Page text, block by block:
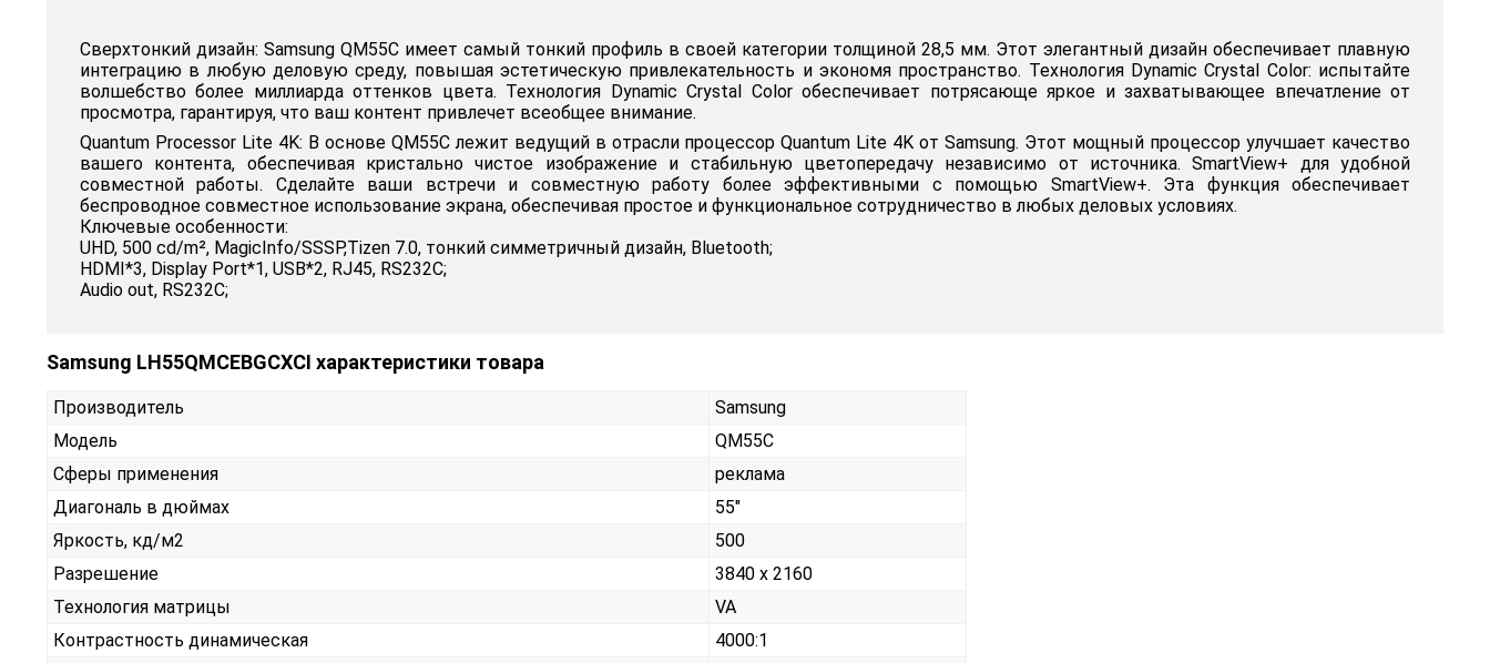
Сверхтонкий дизайн: Samsung QM55C имеет самый тонкий профиль в своей категории толщиной 28,5 мм. Этот элегантный дизайн обеспечивает плавную
интеграцию в любую деловую среду, повышая эстетическую привлекательность и экономя пространство. Технология Dynamic Crystal Color: испытайте
волшебство более миллиарда оттенков цвета. Технология Dynamic Crystal Color обеспечивает потрясающе яркое и захватывающее впечатление от
просмотра, гарантируя, что ваш контент привлечет всеобщее внимание.
Quantum Processor Lite 4K: В основе QM55C лежит ведущий в отрасли процессор Quantum Lite 4K от Samsung. Этот мощный процессор улучшает качество
вашего контента, обеспечивая кристально чистое изображение и стабильную цветопередачу независимо от источника. SmartView+ для удобной
совместной работы. Сделайте ваши встречи и совместную работу более эффективными с помощью SmartView+. Эта функция обеспечивает
беспроводное совместное использование экрана, обеспечивая простое и функциональное сотрудничество в любых деловых условиях.
Ключевые особенности:
UHD, 500 cd/m², MagicInfo/SSSP,Tizen 7.0, тонкий симметричный дизайн, Bluetooth;
HDMI*3, Display Port*1, USB*2, RJ45, RS232С;
Audio out, RS232С;
Samsung LH55QMCEBGCXCI характеристики товара
Производитель
Samsung
Модель
QM55C
Сферы применения
реклама
Диагональ в дюймах
55"
Яркость, кд/м2
500
Разрешение
3840 x 2160
Технология матрицы
VA
Контрастность динамическая
4000:1